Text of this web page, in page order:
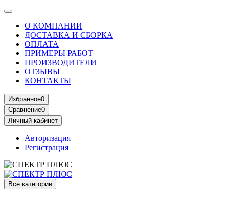
О КОМПАНИИ
ДОСТАВКА И СБОРКА
ОПЛАТА
ПРИМЕРЫ РАБОТ
ПРОИЗВОДИТЕЛИ
ОТЗЫВЫ
КОНТАКТЫ
Избранное0
Сравнение0
Личный кабинет
Авторизация
Регистрация
Все категории